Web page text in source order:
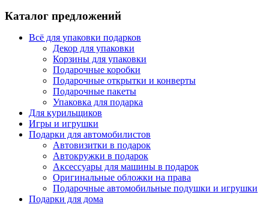
Каталог предложений
Всё для упаковки подарков
Декор для упаковки
Корзины для упаковки
Подарочные коробки
Подарочные открытки и конверты
Подарочные пакеты
Упаковка для подарка
Для курильщиков
Игры и игрушки
Подарки для автомобилистов
Автовизитки в подарок
Автокружки в подарок
Аксессуары для машины в подарок
Оригинальные обложки на права
Подарочные автомобильные подушки и игрушки
Подарки для дома